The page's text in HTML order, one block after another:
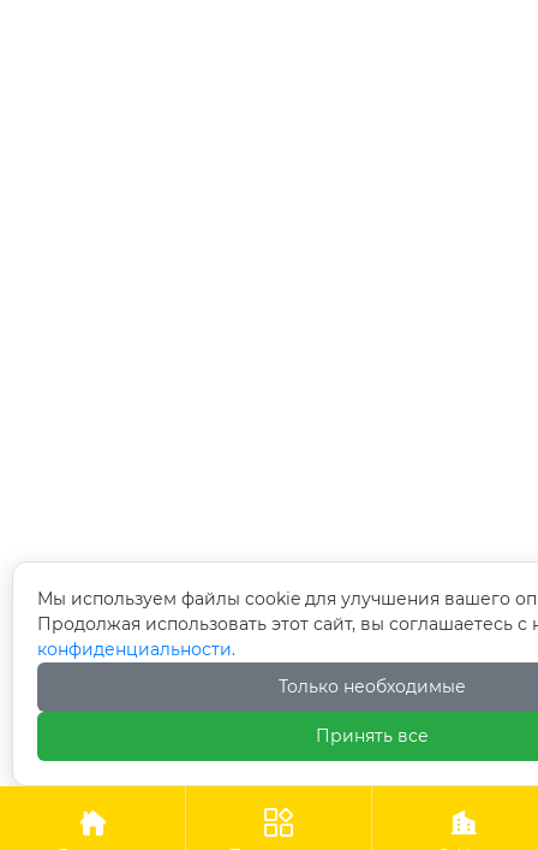
  
Мы используем файлы cookie для улучшения вашего
Продолжая использовать этот сайт, вы соглашаетесь
конфиденциальности.
Только необходимые
Принять все